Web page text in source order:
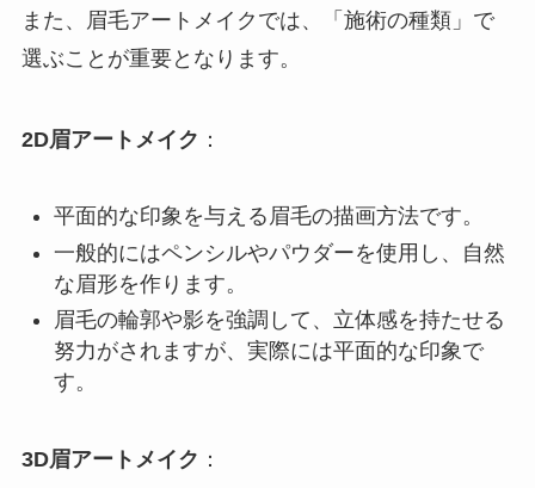
また、眉毛アートメイクでは、「施術の種類」で
選ぶことが重要となります。
2D眉アートメイク ：
平面的な印象を与える眉毛の描画方法です。
一般的にはペンシルやパウダーを使用し、自然
な眉形を作ります。
眉毛の輪郭や影を強調して、立体感を持たせる
努力がされますが、実際には平面的な印象で
す。
3D眉アートメイク ：